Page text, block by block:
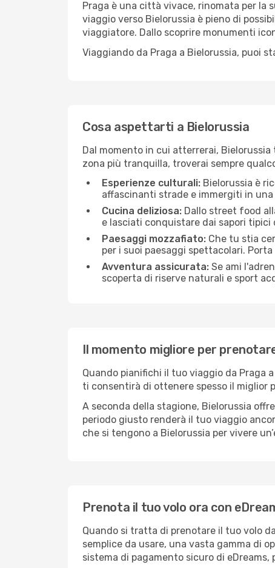
Praga è una città vivace, rinomata per la
viaggio verso Bielorussia è pieno di
viaggiatore. Dallo scoprire monumenti
Viaggiando da Praga a Bielorussia, puoi
Cosa aspettarti a Bielorussia
Dal momento in cui atterrerai,
zona più tranquilla, troverai sempre
Esperienze culturali: Bielorussia è
affascinanti strade e immergiti in
Cucina deliziosa: Dallo street food
e lasciati conquistare dai sapori
Paesaggi mozzafiato: Che tu stia
per i suoi paesaggi spettacolari.
Avventura assicurata: Se ami
scoperta di riserve naturali e sport
Il momento migliore per
Quando pianifichi il tuo viaggio da Praga
ti consentirà di ottenere spesso il miglior
A seconda della stagione, Bielorussia
periodo giusto renderà il tuo viaggio
che si tengono a Bielorussia per vivere
Prenota il tuo volo ora con
Quando si tratta di prenotare il tuo volo
semplice da usare, una vasta gamma di
sistema di pagamento sicuro di